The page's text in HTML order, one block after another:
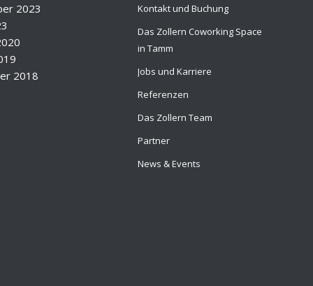
2023
2018
Kontakt und Buchung
Das Zollern Coworking Space
in Tamm
Jobs und Karriere
Referenzen
Das Zollern Team
Partner
News & Events